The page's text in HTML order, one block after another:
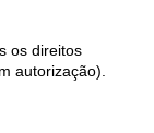
os direitos
autorização).